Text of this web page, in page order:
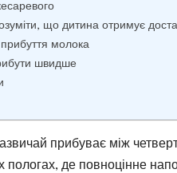
що дитина отримує
молока
швидше
прибуває між
пологах, де повноцінне